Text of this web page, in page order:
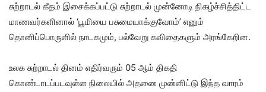
சுற்றாடல் கீதம் இசைக்கப்பட்டு சுற்றாடல் முன்னோடி நிகழ்ச்சித்திட்ட
மாணவர்களினால் ‘பூமியை பசுமையாக்குவோம்’ எனும்
தொனிப்பொருளில் நாடகமும், பல்வேறு கவிதைகளும் அரங்கேறின.
உலக சுற்றாடல் தினம் எதிர்வரும் 05 ஆம் திகதி
கொண்டாடப்படவுள்ள நிலையில் அதனை முன்னிட்டு இந்த வாரம்